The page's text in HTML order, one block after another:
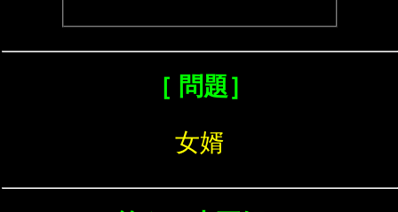
［ 問題］
女婿